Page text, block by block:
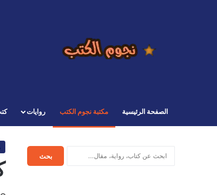
الصفحة الرئيسية مكتبة نجوم الكتب روايات
ابحث
بحث